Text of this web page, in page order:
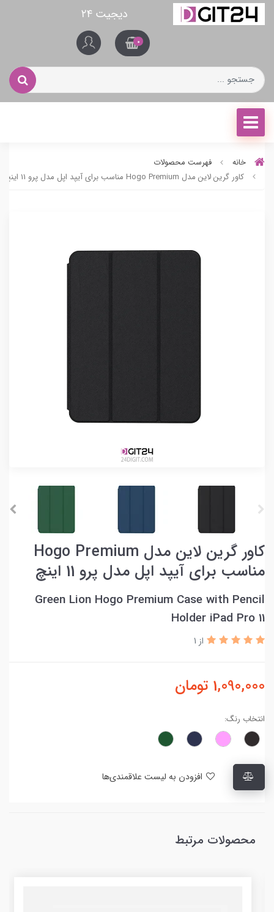
دیجیت ۲۴
0
خانه
فهرست محصولات
کاور گرین لاین مدل Hogo Premium مناسب برای آیپد اپل مدل پرو 11 اینچ
کاور گرین لاین مدل Hogo Premium
مناسب برای آیپد اپل مدل پرو 11 اینچ
Green Lion Hogo Premium Case with Pencil
Holder iPad Pro 11
از 1
1,090,000 تومان
انتخاب رنگ:
محصولات مرتبط